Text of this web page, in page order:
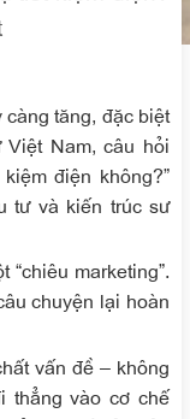
tăng, đặc biệt
Nam, câu hỏi
điện không?”
tư và kiến trúc sư
marketing”.
chuyện lại hoàn
vấn đề – không
thẳng vào cơ chế